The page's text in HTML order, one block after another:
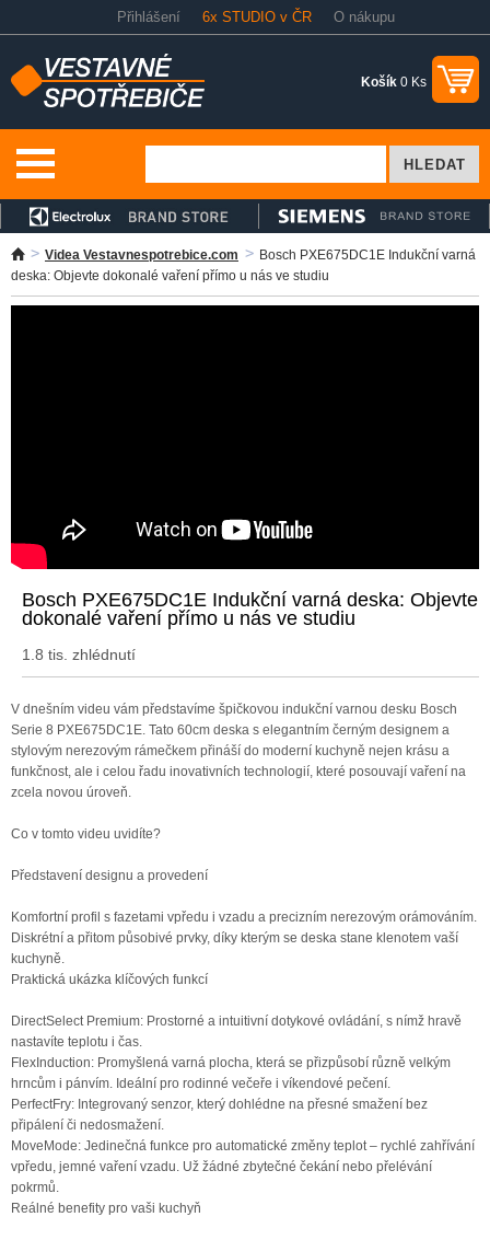
Přihlášení 6x STUDIO v ČR O nákupu
Košík 0 Ks
Videa Vestavnespotrebice.com
Bosch PXE675DC1E Indukční varná
deska: Objevte dokonalé vaření přímo u nás ve studiu
Bosch PXE675DC1E Indukční varná deska: Objevte
dokonalé vaření přímo u nás ve studiu
1.8 tis. zhlédnutí
V dnešním videu vám představíme špičkovou indukční varnou desku Bosch
Serie 8 PXE675DC1E. Tato 60cm deska s elegantním černým designem a
stylovým nerezovým rámečkem přináší do moderní kuchyně nejen krásu a
funkčnost, ale i celou řadu inovativních technologií, které posouvají vaření na
zcela novou úroveň.
Co v tomto videu uvidíte?
Představení designu a provedení
Komfortní profil s fazetami vpředu i vzadu a precizním nerezovým orámováním.
Diskrétní a přitom působivé prvky, díky kterým se deska stane klenotem vaší
kuchyně.
Praktická ukázka klíčových funkcí
DirectSelect Premium: Prostorné a intuitivní dotykové ovládání, s nímž hravě
nastavíte teplotu i čas.
FlexInduction: Promyšlená varná plocha, která se přizpůsobí různě velkým
hrncům i pánvím. Ideální pro rodinné večeře i víkendové pečení.
PerfectFry: Integrovaný senzor, který dohlédne na přesné smažení bez
připálení či nedosmažení.
MoveMode: Jedinečná funkce pro automatické změny teplot – rychlé zahřívání
vpředu, jemné vaření vzadu. Už žádné zbytečné čekání nebo přelévání
pokrmů.
Reálné benefity pro vaši kuchyň